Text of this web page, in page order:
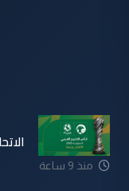
منذ 9 ساعة